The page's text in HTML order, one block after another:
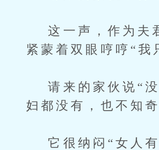
这一声，作为夫
紧蒙着双眼哼哼“我
请来的家伙说“没
妇都没有，也不知
它很纳闷“女人有